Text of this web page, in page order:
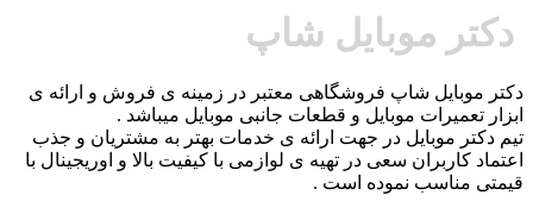
دکتر موبایل شاپ
دکتر موبایل شاپ فروشگاهی معتبر در زمینه ی فروش و ارائه ی
ابزار تعمیرات موبایل و قطعات جانبی موبایل میباشد .
تیم دکتر موبایل در جهت ارائه ی خدمات بهتر به مشتریان و جذب
اعتماد کاربران سعی در تهیه ی لوازمی با کیفیت بالا و اوریجینال با
قیمتی مناسب نموده است .